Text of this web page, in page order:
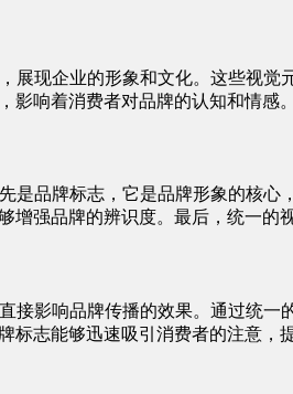
展现企业的形象和文化。这些视
影响着消费者对品牌的认知和情感。
是品牌标志，它是品牌形象的核
增强品牌的辨识度。最后，统一的
接影响品牌传播的效果。通过统
标志能够迅速吸引消费者的注意，